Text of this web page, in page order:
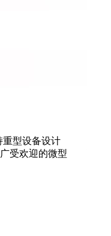
重型设备设计
受欢迎的微型